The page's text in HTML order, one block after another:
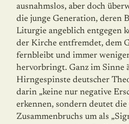
ausnahmslos, aber doch
die junge Generation, deren
Liturgie angeblich entgegen
der Kirche entfremdet, dem
fernbleibt und immer
hervorbringt. Ganz im Sinne
Hirngespinste deutscher
darin „keine nur negative
erkennen, sondern deutet die
Zusammenbruchs um als